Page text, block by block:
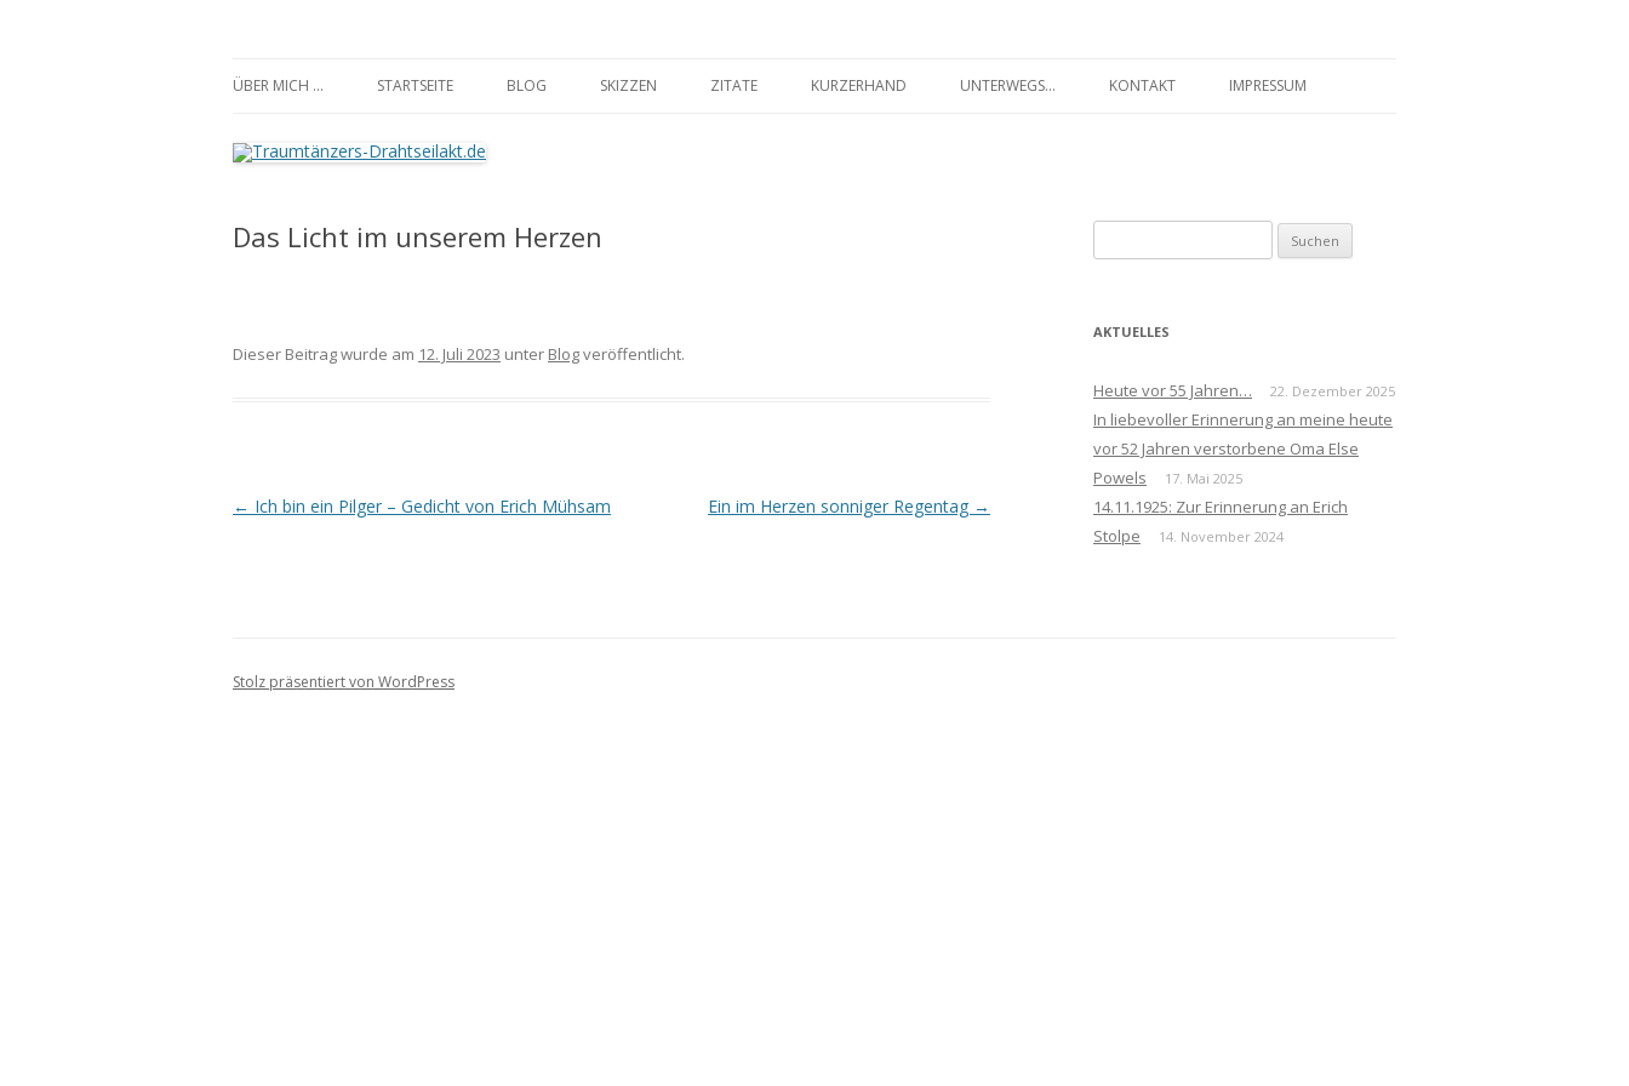
zum
ÜBER MICH … STARTSEITE BLOG SKIZZEN ZITATE KURZERHAND UNTERWEGS… KONTAKT IMPRESSUM
Das Licht im unserem Herzen
Dieser Beitrag wurde am 12. Juli 2023 unter Blogveröffentlicht.
Beitrags-
← Ich bin ein Pilger – Gedicht von Erich Mühsam Ein im Herzen sonniger Regentag →
nach:
AKTUELLES
Heute vor 55 Jahren… 22. Dezember 2025
In liebevoller Erinnerung an meine heute
vor 52 Jahren verstorbene Oma Else
Powels
17. Mai 2025
14.11.1925: Zur Erinnerung an Erich
Stolpe
14. November 2024
Stolz präsentiert von WordPress